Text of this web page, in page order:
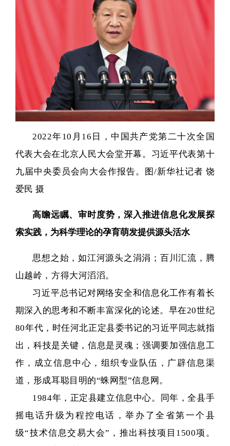
2022年10月16日，中国共产党第二十次全国
代表大会在北京人民大会堂开幕。习近平代表第十
九届中央委员会向大会作报告。图/新华社记者 饶
爱民 摄
高瞻远瞩、审时度势，深入推进信息化发展探
索实践，为科学理论的孕育萌发提供源头活水
思想之始，如江河源头之涓涓；百川汇流，腾
山越岭，方得大河滔滔。
习近平总书记对网络安全和信息化工作有着长
期深入的思考和不断丰富深化的论述。早在20世纪
80年代，时任河北正定县委书记的习近平同志就指
出，科技是关键，信息是灵魂；强调要加强信息工
作，成立信息中心，组织专业队伍，广辟信息渠
道，形成耳聪目明的“蛛网型”信息网。
1984年，正定县建立信息中心。同年，全县手
摇电话升级为程控电话，举办了全省第一个县
级“技术信息交易大会”，推出科技项目1500项。